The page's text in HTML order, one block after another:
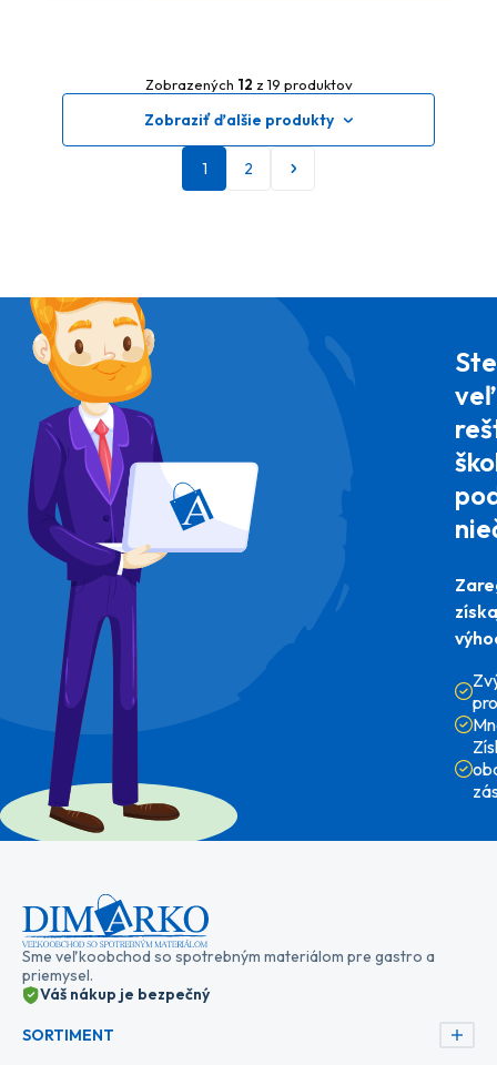
Zobrazených 12 z 19 produktov
Zobraziť ďalšie produkty
1 2
Ste
Sme veľkoobchod so spotrebným materiálom pre gastro a
priemysel.
Váš nákup je bezpečný
SORTIMENT